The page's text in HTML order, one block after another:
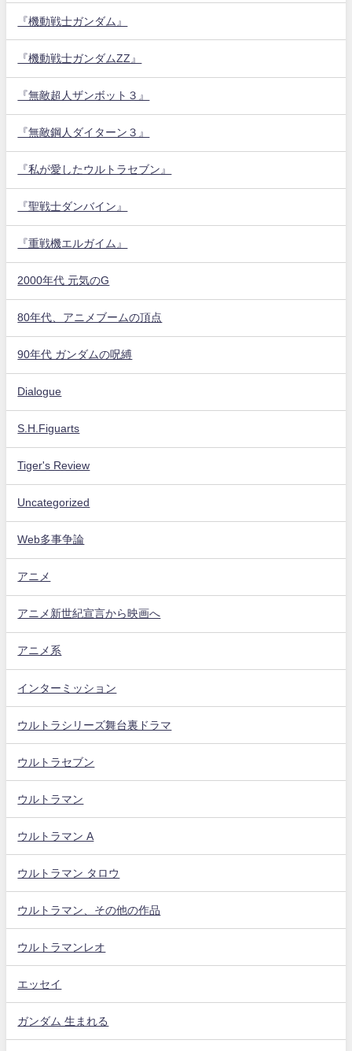
『機動戦士ガンダム』
『機動戦士ガンダムZZ』
『無敵超人ザンボット３』
『無敵鋼人ダイターン３』
『私が愛したウルトラセブン』
『聖戦士ダンバイン』
『重戦機エルガイム』
2000年代 元気のG
80年代、アニメブームの頂点
90年代 ガンダムの呪縛
Dialogue
S.H.Figuarts
Tiger's Review
Uncategorized
Web多事争論
アニメ
アニメ新世紀宣言から映画へ
アニメ系
インターミッション
ウルトラシリーズ舞台裏ドラマ
ウルトラセブン
ウルトラマン
ウルトラマン A
ウルトラマン タロウ
ウルトラマン、その他の作品
ウルトラマンレオ
エッセイ
ガンダム 生まれる